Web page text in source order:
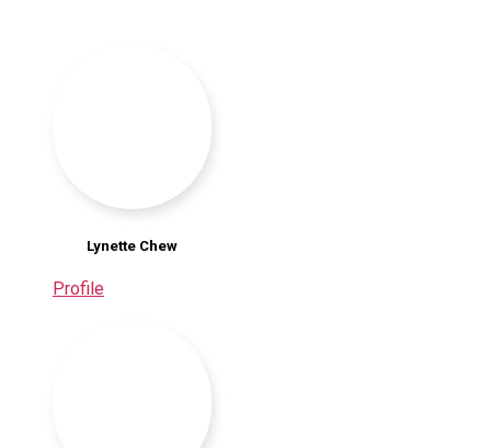
Lynette Chew
Profile